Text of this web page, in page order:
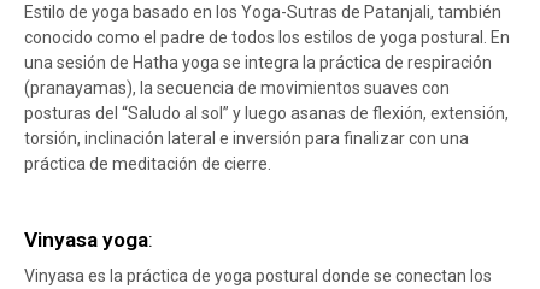
Estilo de yoga basado en los Yoga-Sutras de Patanjali, también
conocido como el padre de todos los estilos de yoga postural. En
una sesión de Hatha yoga se integra la práctica de respiración
(pranayamas), la secuencia de movimientos suaves con
posturas del “Saludo al sol” y luego asanas de flexión, extensión,
torsión, inclinación lateral e inversión para finalizar con una
práctica de meditación de cierre.
Vinyasa yoga:
Vinyasa es la práctica de yoga postural donde se conectan los